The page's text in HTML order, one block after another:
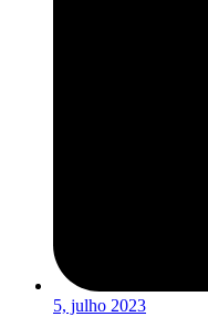
5, julho 2023